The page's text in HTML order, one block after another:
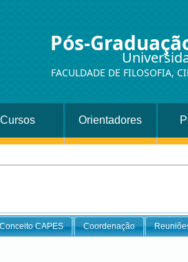
Pós-
FACULDADE DE FILOSOFIA,
Cursos Orientadores
Conceito CAPES Coordenação